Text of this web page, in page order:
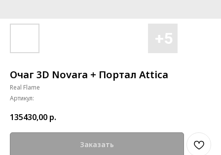
Очаг 3D Novara + Портал Attica
Real Flame
Артикул:
135430,00 р.
Заказать